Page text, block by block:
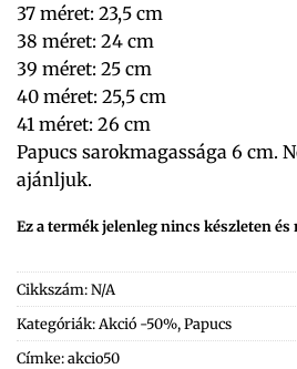
37 méret: 23,5 cm
38 méret: 24 cm
39 méret: 25 cm
40 méret: 25,5 cm
41 méret: 26 cm
Papucs sarokmagassága 6 cm.
ajánljuk.
Ez a termék jelenleg nincs készleten
Cikkszám:N/A
Kategóriák:Akció -50%,Papucs
Címke:akcio50